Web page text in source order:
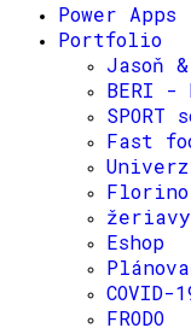
Power Apps
Portfolio
Jasoň
BERI -
SPORT
Fast
Florino
žeriavy
Eshop
COVID-
FRODO